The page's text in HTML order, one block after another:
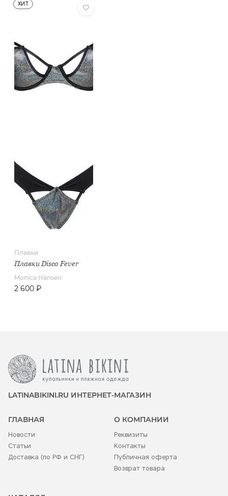
Плавки
Плавки Disco Fever
Monica Hansen
2 600 ₽
ХИТ
LATINABIKINI.RU ИНТЕРНЕТ-МАГАЗИН
ГЛАВНАЯ
Новости
Статьи
Доставка (по РФ и СНГ)
О КОМПАНИИ
Реквизиты
Контакты
Публичная оферта
Возврат товара